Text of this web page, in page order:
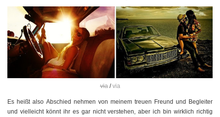
via/via
Es heißt also Abschied nehmen von meinem treuen Freund und Begleiter
und vielleicht könnt ihr es gar nicht verstehen, aber ich bin wirklich richtig